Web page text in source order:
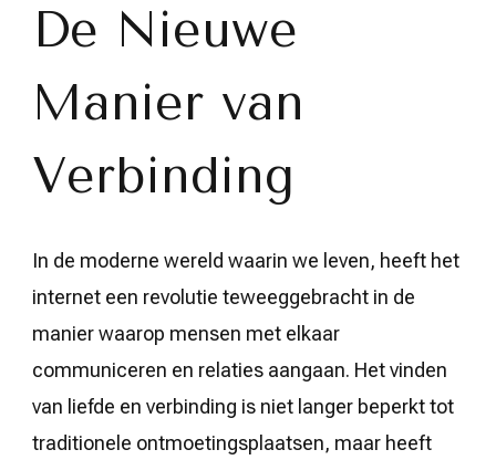
De Nieuwe
Manier van
Verbinding
In de moderne wereld waarin we leven, heeft het
internet een revolutie teweeggebracht in de
manier waarop mensen met elkaar
communiceren en relaties aangaan. Het vinden
van liefde en verbinding is niet langer beperkt tot
traditionele ontmoetingsplaatsen, maar heeft